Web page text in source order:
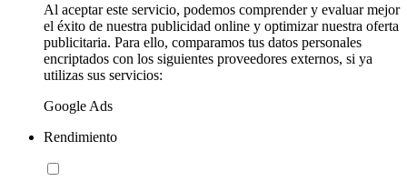
Al aceptar este servicio, podemos comprender y evaluar mejor
el éxito de nuestra publicidad online y optimizar nuestra oferta
publicitaria. Para ello, comparamos tus datos personales
encriptados con los siguientes proveedores externos, si ya
utilizas sus servicios:
Google Ads
Rendimiento